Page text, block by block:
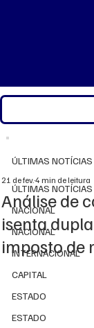
ÚLTIMAS NOTÍCIAS
NACIONAL
NACIONAL
INTERNACIONAL
CAPITAL
ESTADO
ESTADO
ÚLTIMAS NOTÍCIAS
Análise de
isenta
imposto de
21 de fev.4 min de leitura